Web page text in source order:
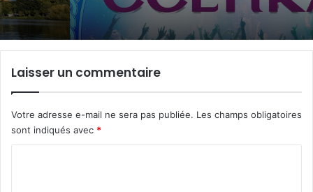
Laisser un commentaire
Votre adresse e-mail ne sera pas publiée. Les champs obligatoires
sont indiqués avec *